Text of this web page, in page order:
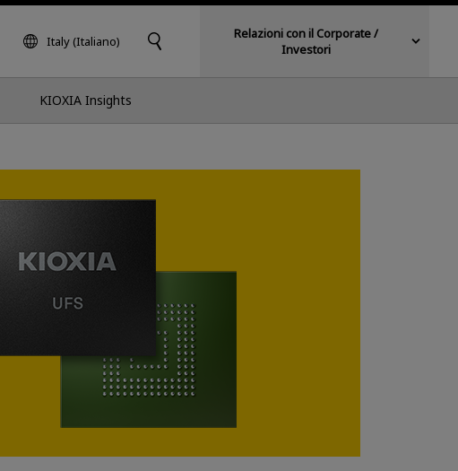
Italy (Italiano)
Relazioni con il Corporate /
Investori
KIOXIA Insights